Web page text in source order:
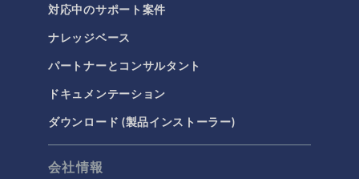
対応中のサポート案件
ナレッジベース
パートナーとコンサルタント
ドキュメンテーション
ダウンロード (製品インストーラー)
会社情報